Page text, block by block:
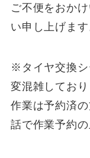
ご不便をおか
い申し上げます
※タイヤ交換シ
変混雑しており
作業は予約済
話で作業予約